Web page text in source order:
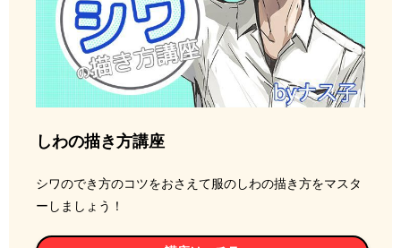
しわの描き方講座
シワのでき方のコツをおさえて服のしわの描き方をマスタ
ーしましょう！